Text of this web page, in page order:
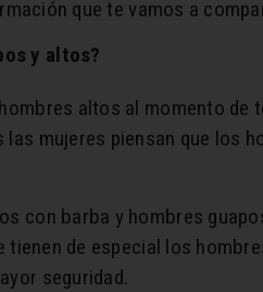
que te vamos a
y altos?
altos al momento
mujeres piensan que los
con barba y hombres
tienen de especial los
seguridad.